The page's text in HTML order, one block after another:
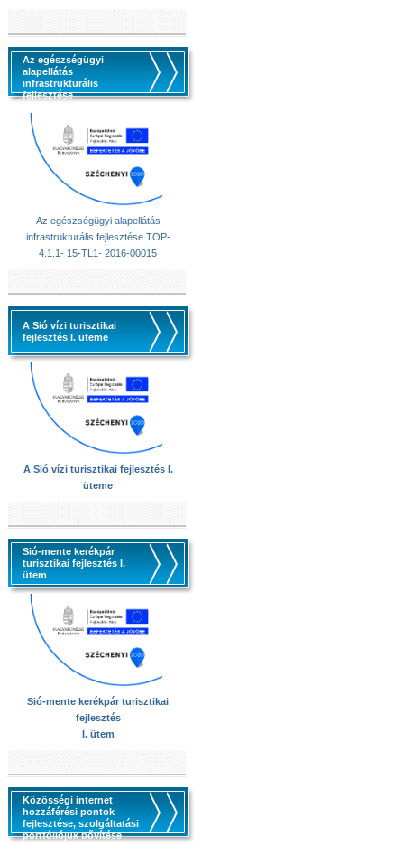
Az egészségügyi
alapellátás
infrastrukturális
fejlesztése
Az egészségügyi alapellátás
infrastrukturális fejlesztése TOP-
4.1.1- 15-TL1- 2016-00015
A Sió vízi turisztikai
fejlesztés I. üteme
A Sió vízi turisztikai fejlesztés I.
üteme
Sió-mente kerékpár
turisztikai fejlesztés I.
ütem
Sió-mente kerékpár turisztikai
fejlesztés
I. ütem
Közösségi internet
hozzáférési pontok
fejlesztése, szolgáltatási
portfóliójuk bővítése